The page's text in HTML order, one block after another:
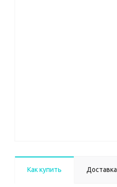
Как купить Доставка